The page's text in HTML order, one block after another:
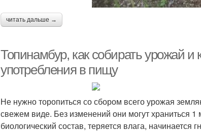
читать дальше →
Топинамбур, как собирать урожай
употребления в пищу
Не нужно торопиться со сбором всего урожая
свежем виде. Без изменений они могут храниться
биологический состав, теряется влага,